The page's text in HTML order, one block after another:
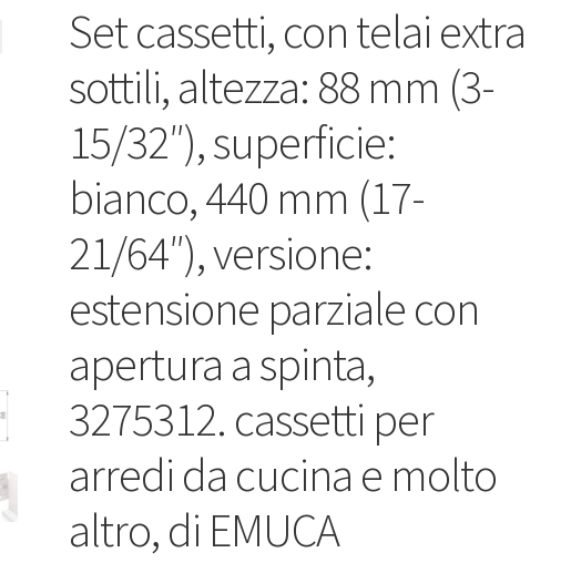
Set cassetti, con telai extra
sottili, altezza: 88 mm (3-
15/32″), superficie:
bianco, 440 mm (17-
21/64″), versione:
estensione parziale con
apertura a spinta,
3275312. cassetti per
arredi da cucina e molto
altro, di EMUCA